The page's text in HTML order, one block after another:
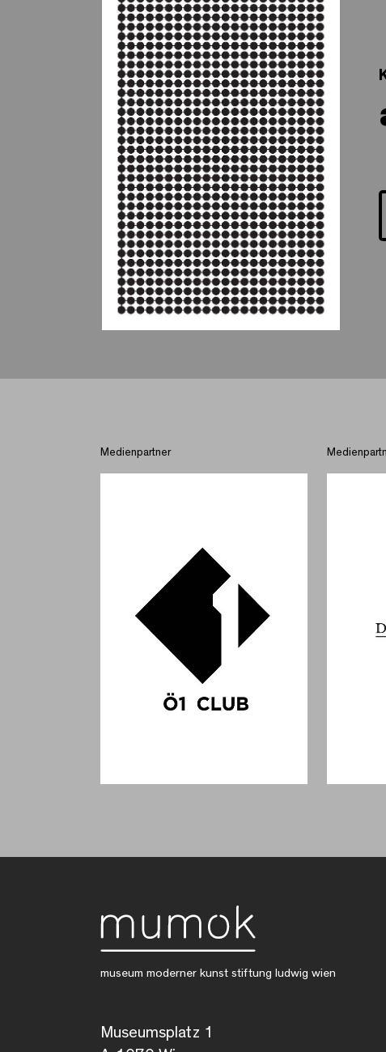
Medienpartner
museum moderner kunst stiftung ludwig wien
Museumsplatz 1